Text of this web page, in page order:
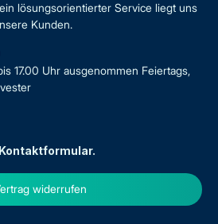
lösungsorientierter Service liegt uns
Kunden.
17.00 Uhr ausgenommen Feiertags,
Kontaktformular.
widerrufen